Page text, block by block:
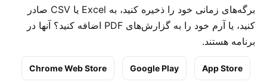
برگه‌های زمانی خود را ذخیره کنید، به Excel یا CSV صادر
کنید، یا آرم خود را به گزارش‌های PDF اضافه کنید؟ آنها در
برنامه هستند.
App Store
Google Play
Chrome Web Store